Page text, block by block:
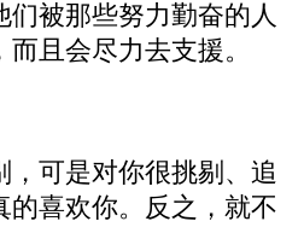
被那些努力勤奋的人
且会尽力去支援。
可是对你很挑剔、追
的喜欢你。反之，就不